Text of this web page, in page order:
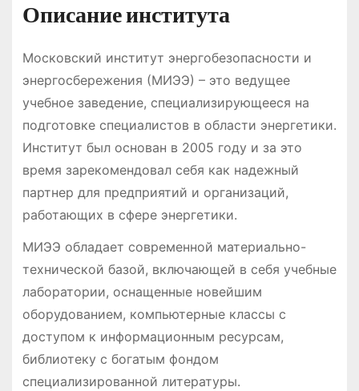
Описание института
Московский институт энергобезопасности и
энергосбережения (МИЭЭ) – это ведущее
учебное заведение, специализирующееся на
подготовке специалистов в области энергетики.
Институт был основан в 2005 году и за это
время зарекомендовал себя как надежный
партнер для предприятий и организаций,
работающих в сфере энергетики.
МИЭЭ обладает современной материально-
технической базой, включающей в себя учебные
лаборатории, оснащенные новейшим
оборудованием, компьютерные классы с
доступом к информационным ресурсам,
библиотеку с богатым фондом
специализированной литературы.